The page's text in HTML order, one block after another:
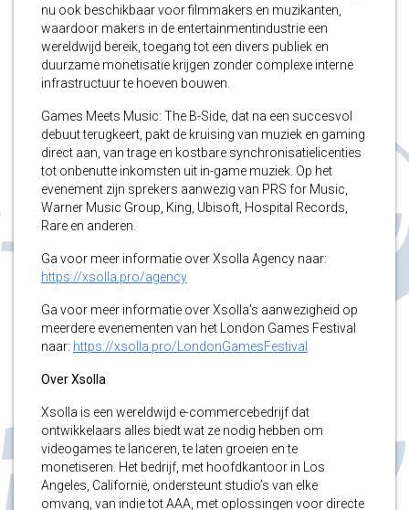
nu ook beschikbaar voor filmmakers en muzikanten,
waardoor makers in de entertainmentindustrie een
wereldwijd bereik, toegang tot een divers publiek en
duurzame monetisatie krijgen zonder complexe interne
infrastructuur te hoeven bouwen.
Games Meets Music: The B-Side, dat na een succesvol
debuut terugkeert, pakt de kruising van muziek en gaming
direct aan, van trage en kostbare synchronisatielicenties
tot onbenutte inkomsten uit in-game muziek. Op het
evenement zijn sprekers aanwezig van PRS for Music,
Warner Music Group, King, Ubisoft, Hospital Records,
Rare en anderen.
Ga voor meer informatie over Xsolla Agency naar:
https://xsolla.pro/agency
Ga voor meer informatie over Xsolla’s aanwezigheid op
meerdere evenementen van het London Games Festival
naar: https://xsolla.pro/LondonGamesFestival
Over Xsolla
Xsolla is een wereldwijd e-commercebedrijf dat
ontwikkelaars alles biedt wat ze nodig hebben om
videogames te lanceren, te laten groeien en te
monetiseren. Het bedrijf, met hoofdkantoor in Los
Angeles, Californië, ondersteunt studio’s van elke
omvang, van indie tot AAA, met oplossingen voor directe